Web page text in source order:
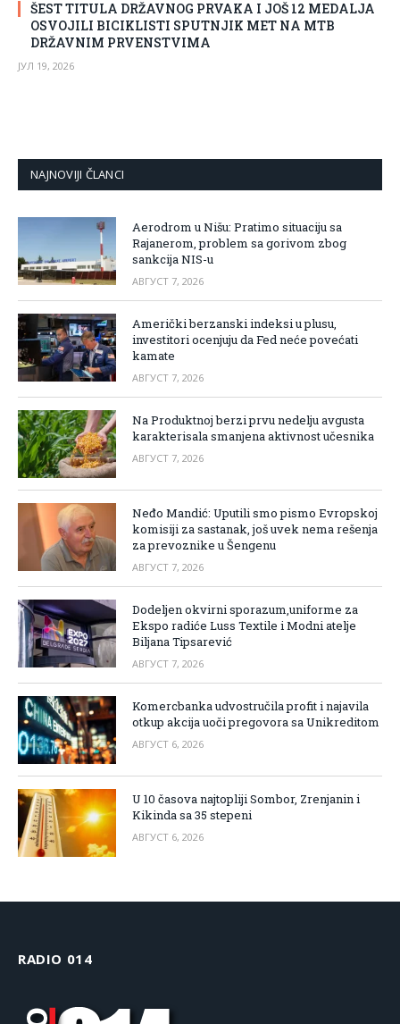
ŠEST TITULA DRŽAVNOG PRVAKA I JOŠ 12 MEDALJA
OSVOJILI BICIKLISTI SPUTNJIK MET NA MTB
DRŽAVNIM PRVENSTVIMA
ЈУЛ 19, 2026
NAJNOVIJI ČLANCI
Aerodrom u Nišu: Pratimo situaciju sa
Rajanerom, problem sa gorivom zbog
sankcija NIS-u
АВГУСТ 7, 2026
Američki berzanski indeksi u plusu,
investitori ocenjuju da Fed neće povećati
kamate
АВГУСТ 7, 2026
Na Produktnoj berzi prvu nedelju avgusta
karakterisala smanjena aktivnost učesnika
АВГУСТ 7, 2026
Neđo Mandić: Uputili smo pismo Evropskoj
komisiji za sastanak, još uvek nema rešenja
za prevoznike u Šengenu
АВГУСТ 7, 2026
Dodeljen okvirni sporazum,uniforme za
Ekspo radiće Luss Textile i Modni atelje
Biljana Tipsarević
АВГУСТ 7, 2026
Komercbanka udvostručila profit i najavila
otkup akcija uoči pregovora sa Unikreditom
АВГУСТ 6, 2026
U 10 časova najtopliji Sombor, Zrenjanin i
Kikinda sa 35 stepeni
АВГУСТ 6, 2026
RADIO 014